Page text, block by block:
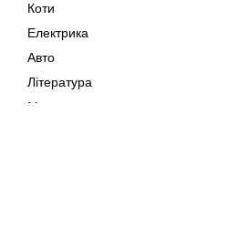
Коти
Електрика
Авто
Література
Музика